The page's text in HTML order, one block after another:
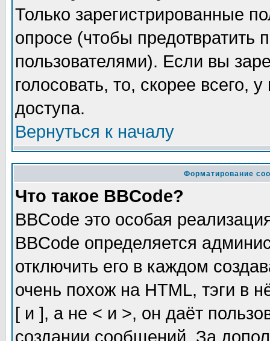
Только зарегистрированные
опросе (чтобы предотвратить
пользователями). Если вы
голосовать, то, скорее всего,
доступа.
Вернуться к началу
Форматирование
Что такое BBCode?
BBCode это особая
BBCode определяется
отключить его в каждом
очень похож на HTML, тэги в
[ и ], а не < и >, он даёт
создании сообщений. За